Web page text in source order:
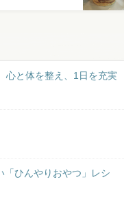
心と体を整え、1日を充実
「ひんやりおやつ」レシ